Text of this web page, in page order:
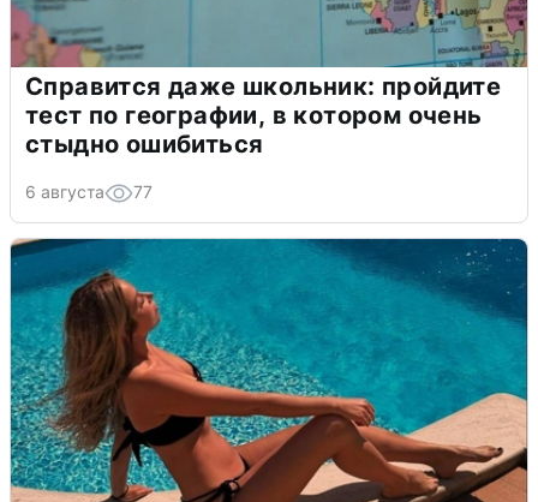
Справится даже школьник: пройдите
тест по географии, в котором очень
стыдно ошибиться
6 августа 77